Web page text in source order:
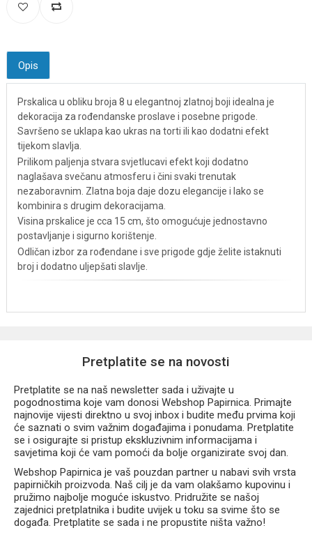
Opis
Prskalica u obliku broja 8 u elegantnoj zlatnoj boji idealna je
dekoracija za rođendanske proslave i posebne prigode.
Savršeno se uklapa kao ukras na torti ili kao dodatni efekt
tijekom slavlja.
Prilikom paljenja stvara svjetlucavi efekt koji dodatno
naglašava svečanu atmosferu i čini svaki trenutak
nezaboravnim. Zlatna boja daje dozu elegancije i lako se
kombinira s drugim dekoracijama.
Visina prskalice je cca 15 cm, što omogućuje jednostavno
postavljanje i sigurno korištenje.
Odličan izbor za rođendane i sve prigode gdje želite istaknuti
broj i dodatno uljepšati slavlje.
Pretplatite se na novosti
Pretplatite se na naš newsletter sada i uživajte u
pogodnostima koje vam donosi Webshop Papirnica. Primajte
najnovije vijesti direktno u svoj inbox i budite među prvima koji
će saznati o svim važnim događajima i ponudama. Pretplatite
se i osigurajte si pristup ekskluzivnim informacijama i
savjetima koji će vam pomoći da bolje organizirate svoj dan.
Webshop Papirnica je vaš pouzdan partner u nabavi svih vrsta
papirničkih proizvoda. Naš cilj je da vam olakšamo kupovinu i
pružimo najbolje moguće iskustvo. Pridružite se našoj
zajednici pretplatnika i budite uvijek u toku sa svime što se
događa. Pretplatite se sada i ne propustite ništa važno!